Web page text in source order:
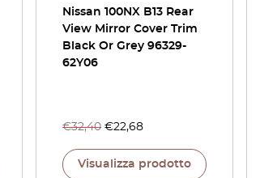
Nissan 100NX B13 Rear
View Mirror Cover Trim
Black Or Grey 96329-
62Y06
€32,40 €22,68
Visualizza prodotto